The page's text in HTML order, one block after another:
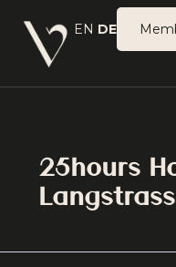
Inhalt
springen
EN DE
25hours